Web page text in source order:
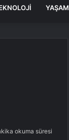
YAŞAM
okuma süresi